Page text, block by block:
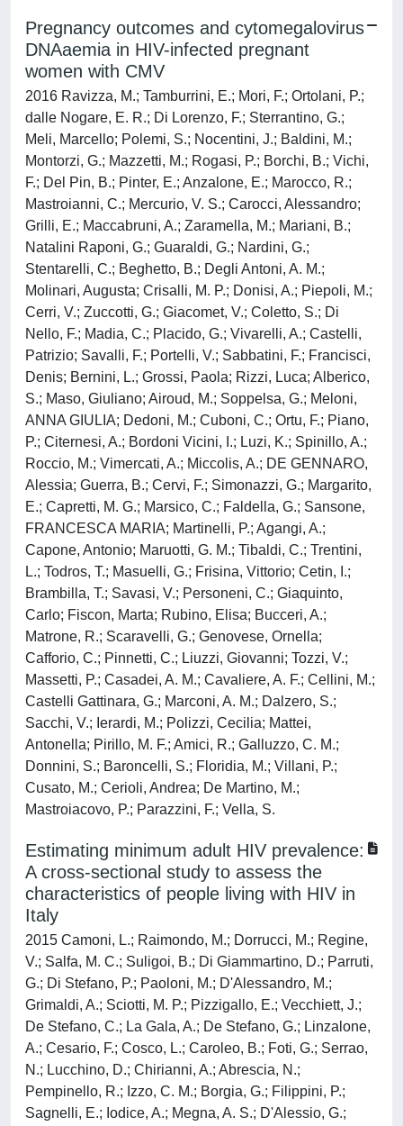
Pregnancy outcomes and cytomegalovirus
DNAaemia in HIV-infected pregnant
women with CMV
2016 Ravizza, M.; Tamburrini, E.; Mori, F.; Ortolani, P.;
dalle Nogare, E. R.; Di Lorenzo, F.; Sterrantino, G.;
Meli, Marcello; Polemi, S.; Nocentini, J.; Baldini, M.;
Montorzi, G.; Mazzetti, M.; Rogasi, P.; Borchi, B.; Vichi,
F.; Del Pin, B.; Pinter, E.; Anzalone, E.; Marocco, R.;
Mastroianni, C.; Mercurio, V. S.; Carocci, Alessandro;
Grilli, E.; Maccabruni, A.; Zaramella, M.; Mariani, B.;
Natalini Raponi, G.; Guaraldi, G.; Nardini, G.;
Stentarelli, C.; Beghetto, B.; Degli Antoni, A. M.;
Molinari, Augusta; Crisalli, M. P.; Donisi, A.; Piepoli, M.;
Cerri, V.; Zuccotti, G.; Giacomet, V.; Coletto, S.; Di
Nello, F.; Madia, C.; Placido, G.; Vivarelli, A.; Castelli,
Patrizio; Savalli, F.; Portelli, V.; Sabbatini, F.; Francisci,
Denis; Bernini, L.; Grossi, Paola; Rizzi, Luca; Alberico,
S.; Maso, Giuliano; Airoud, M.; Soppelsa, G.; Meloni,
ANNA GIULIA; Dedoni, M.; Cuboni, C.; Ortu, F.; Piano,
P.; Citernesi, A.; Bordoni Vicini, I.; Luzi, K.; Spinillo, A.;
Roccio, M.; Vimercati, A.; Miccolis, A.; DE GENNARO,
Alessia; Guerra, B.; Cervi, F.; Simonazzi, G.; Margarito,
E.; Capretti, M. G.; Marsico, C.; Faldella, G.; Sansone,
FRANCESCA MARIA; Martinelli, P.; Agangi, A.;
Capone, Antonio; Maruotti, G. M.; Tibaldi, C.; Trentini,
L.; Todros, T.; Masuelli, G.; Frisina, Vittorio; Cetin, I.;
Brambilla, T.; Savasi, V.; Personeni, C.; Giaquinto,
Carlo; Fiscon, Marta; Rubino, Elisa; Bucceri, A.;
Matrone, R.; Scaravelli, G.; Genovese, Ornella;
Cafforio, C.; Pinnetti, C.; Liuzzi, Giovanni; Tozzi, V.;
Massetti, P.; Casadei, A. M.; Cavaliere, A. F.; Cellini, M.;
Castelli Gattinara, G.; Marconi, A. M.; Dalzero, S.;
Sacchi, V.; Ierardi, M.; Polizzi, Cecilia; Mattei,
Antonella; Pirillo, M. F.; Amici, R.; Galluzzo, C. M.;
Donnini, S.; Baroncelli, S.; Floridia, M.; Villani, P.;
Cusato, M.; Cerioli, Andrea; De Martino, M.;
Mastroiacovo, P.; Parazzini, F.; Vella, S.
Estimating minimum adult HIV prevalence:
A cross-sectional study to assess the
characteristics of people living with HIV in
Italy
2015 Camoni, L.; Raimondo, M.; Dorrucci, M.; Regine,
V.; Salfa, M. C.; Suligoi, B.; Di Giammartino, D.; Parruti,
G.; Di Stefano, P.; Paoloni, M.; D'Alessandro, M.;
Grimaldi, A.; Sciotti, M. P.; Pizzigallo, E.; Vecchiett, J.;
De Stefano, C.; La Gala, A.; De Stefano, G.; Linzalone,
A.; Cesario, F.; Cosco, L.; Caroleo, B.; Foti, G.; Serrao,
N.; Lucchino, D.; Chirianni, A.; Abrescia, N.;
Pempinello, R.; Izzo, C. M.; Borgia, G.; Filippini, P.;
Sagnelli, E.; Iodice, A.; Megna, A. S.; D'Alessio, G.;